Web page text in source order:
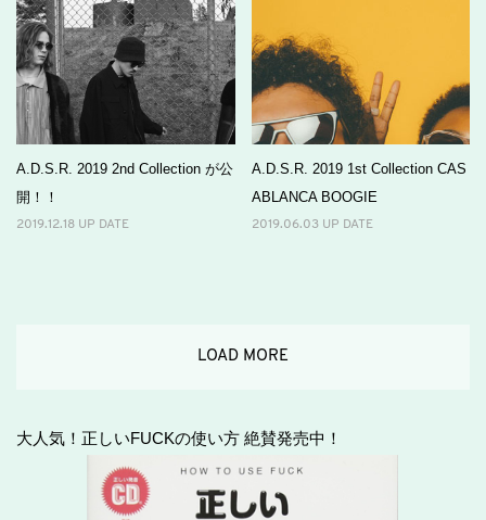
A.D.S.R. 2019 2nd Collection が公
開！！
2019.12.18 UP DATE
A.D.S.R. 2019 1st Collection CAS
ABLANCA BOOGIE
2019.06.03 UP DATE
LOAD MORE
大人気！正しいFUCKの使い方 絶賛発売中！